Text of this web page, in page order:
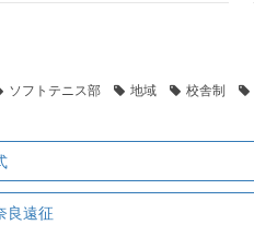
ソフトテニス部 地域 校舎制
良遠征